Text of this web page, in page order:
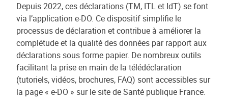
Depuis 2022, ces déclarations (TM, ITL et IdT) se font
via l’application e-DO. Ce dispositif simplifie le
processus de déclaration et contribue à améliorer la
complétude et la qualité des données par rapport aux
déclarations sous forme papier. De nombreux outils
facilitant la prise en main de la télédéclaration
(tutoriels, vidéos, brochures, FAQ) sont accessibles sur
la page « e-DO » sur le site de Santé publique France.